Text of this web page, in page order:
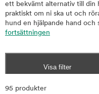
ett bekvämt alternativ till din
praktiskt om ni ska ut och
hund en hjälpande hand
fortsättningen
Visa filter
95 produkter